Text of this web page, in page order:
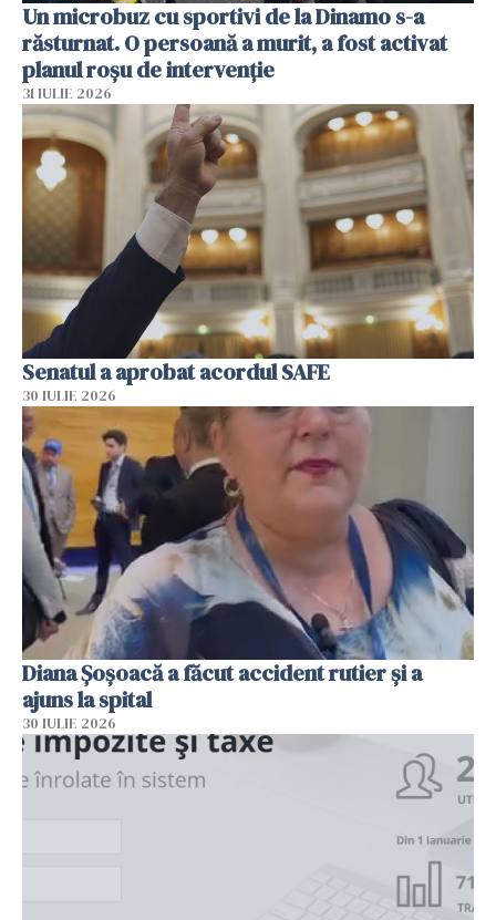
Un microbuz cu sportivi de la Dinamo s-a
răsturnat. O persoană a murit, a fost activat
planul roșu de intervenție
31 IULIE 2026
Senatul a aprobat acordul SAFE
30 IULIE 2026
Diana Șoșoacă a făcut accident rutier și a
ajuns la spital
30 IULIE 2026